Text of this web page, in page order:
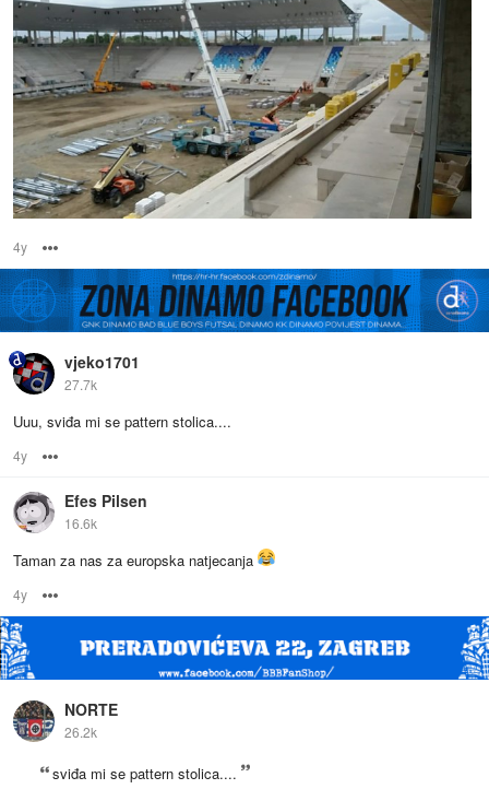
4y
vjeko1701
27.7k
Uuu, sviđa mi se pattern stolica....
4y
Efes Pilsen
16.6k
Taman za nas za europska natjecanja
4y
NORTE
26.2k
sviđa mi se pattern stolica....